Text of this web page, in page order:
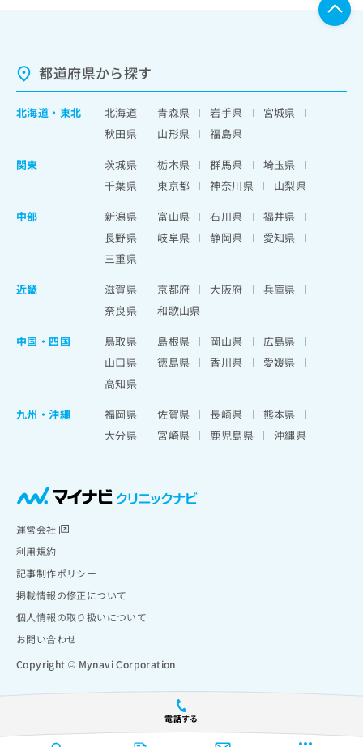
電話する
都道府県から探す
北海道 ・ 東北 北海道 青森県 岩手県
宮城県
秋田県
山形県
福島県
関東
茨城県 栃木県 群馬県
埼玉県
千葉県
東京都 神奈川県
山梨県
中部
新潟県 富山県 石川県
福井県
長野県
岐阜県 静岡県
愛知県
三重県
近畿
滋賀県 京都府 大阪府
兵庫県
奈良県
和歌山県
中国・四国
鳥取県 島根県 岡山県
広島県
山口県
徳島県 香川県
愛媛県
高知県
九州・沖縄
福岡県 佐賀県 長崎県
熊本県
大分県
宮崎県 鹿児島県 沖縄県
運営会社
利用規約
記事制作ポリシー
掲載情報の修正について
個人情報の取り扱いについて
お問い合わせ
Copyright © Mynavi Corporation